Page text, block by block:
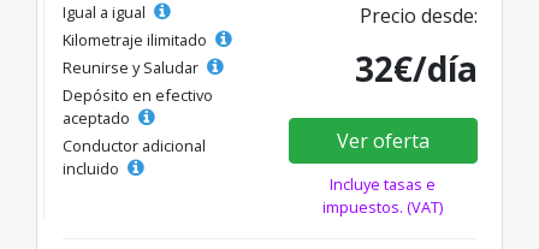
Igual a igual
Kilometraje ilimitado
Reunirse y Saludar
Depósito en efectivo
aceptado
Conductor adicional
incluido
Precio desde:
32€/día
Ver oferta
Incluye tasas e
impuestos. (VAT)